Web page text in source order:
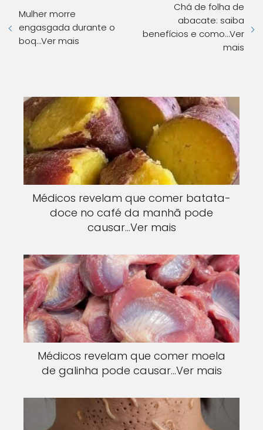
Mulher morre
engasgada durante o
boq…Ver mais
Chá de folha de
abacate: saiba
benefícios e como…Ver
mais
Médicos revelam que comer batata-
doce no café da manhã pode
causar…Ver mais
Médicos revelam que comer moela
de galinha pode causar…Ver mais